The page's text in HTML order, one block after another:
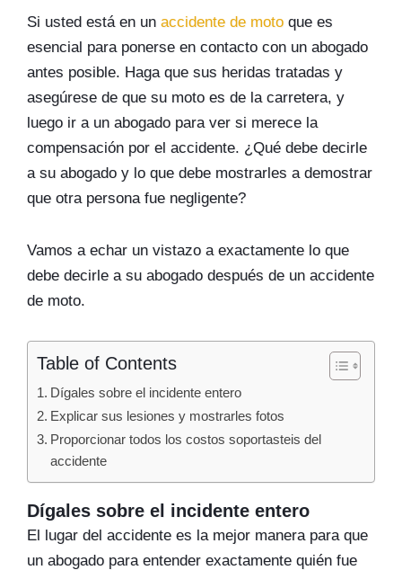
Si usted está en un accidente de moto que es
esencial para ponerse en contacto con un abogado
antes posible. Haga que sus heridas tratadas y
asegúrese de que su moto es de la carretera, y
luego ir a un abogado para ver si merece la
compensación por el accidente. ¿Qué debe decirle
a su abogado y lo que debe mostrarles a demostrar
que otra persona fue negligente?
Vamos a echar un vistazo a exactamente lo que
debe decirle a su abogado después de un accidente
de moto.
Table of Contents
Dígales sobre el incidente entero
Explicar sus lesiones y mostrarles fotos
Proporcionar todos los costos soportasteis del
accidente
Dígales sobre el incidente entero
El lugar del accidente es la mejor manera para que
un abogado para entender exactamente quién fue